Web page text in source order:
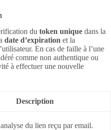
du token unique dans la
date d’expiration et la
En cas de faille à l’une
comme non authentique ou
à effectuer une nouvelle
Description
du lien reçu par email.